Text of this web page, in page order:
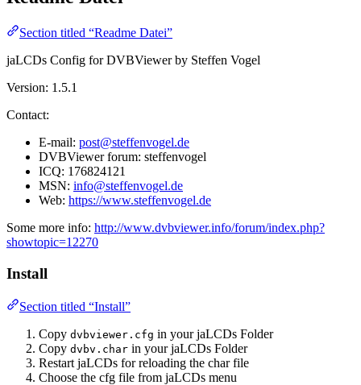
Section titled “Readme Datei”
jaLCDs Config for DVBViewer by Steffen Vogel
Version: 1.5.1
Contact:
E-mail: post@steffenvogel.de
DVBViewer forum: steffenvogel
ICQ: 176824121
MSN: info@steffenvogel.de
Web: https://www.steffenvogel.de
Some more info: http://www.dvbviewer.info/forum/index.php?
showtopic=12270
Install
Section titled “Install”
Copy dvbviewer.cfg in your jaLCDs Folder
Copy dvbv.char in your jaLCDs Folder
Restart jaLCDs for reloading the char file
Choose the cfg file from jaLCDs menu